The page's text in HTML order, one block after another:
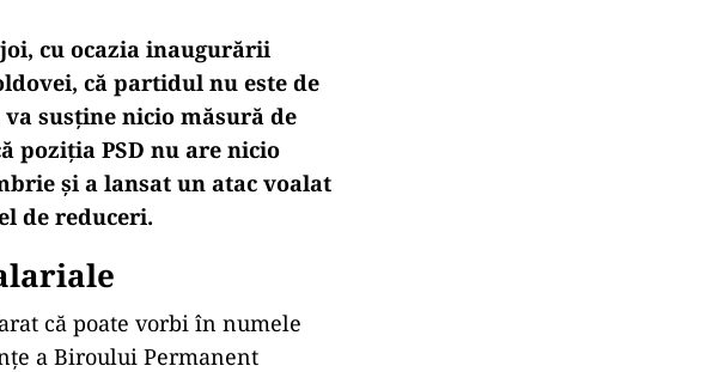
cu ocazia inaugurării
că partidul nu este de
susține nicio măsură de
poziția PSD nu are nicio
și a lansat un atac voalat
de reduceri.
că poate vorbi în numele
a Biroului Permanent